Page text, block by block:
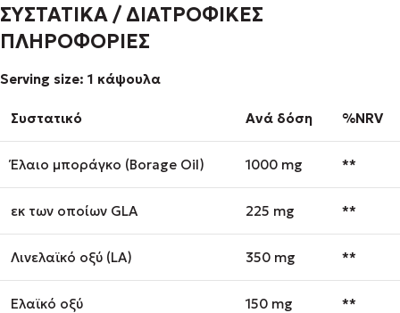
ΣΥΣΤΑΤΙΚΑ / ΔΙΑΤΡΟΦΙΚΕΣ
ΠΛΗΡΟΦΟΡΙΕΣ
Serving size: 1 κάψουλα
Συστατικό Ανά δόση %NRV
Έλαιο μποράγκο (Borage Oil) 1000 mg **
εκ των οποίων GLA 225 mg **
Λινελαϊκό οξύ (LA) 350 mg **
Ελαϊκό οξύ 150 mg **